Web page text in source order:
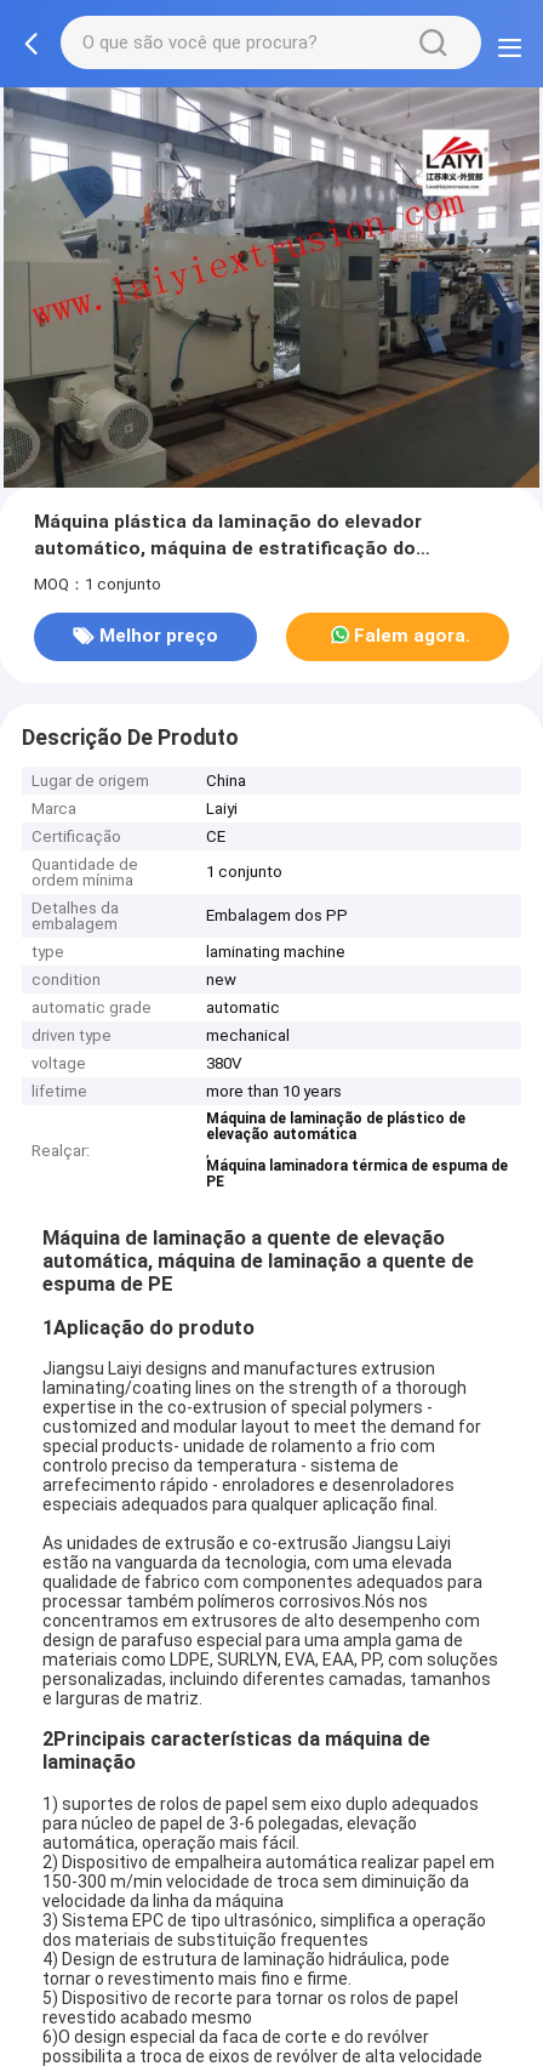
Máquina plástica da laminação do elevador
automático, máquina de estratificação do
laminador do calor da espuma do PE
MOQ：1 conjunto
Melhor preço Falem agora.
Descrição De Produto
Lugar de origem
China
Marca
Laiyi
Certificação
CE
Quantidade de
ordem mínima
1 conjunto
Detalhes da
embalagem
Embalagem dos PP
type
laminating machine
condition
new
automatic grade
automatic
driven type
mechanical
voltage
380V
lifetime
more than 10 years
Realçar:
Máquina de laminação de plástico de
elevação automática
,
Máquina laminadora térmica de espuma de
PE
Máquina de laminação a quente de elevação
automática, máquina de laminação a quente de
espuma de PE
1Aplicação do produto
Jiangsu Laiyi designs and manufactures extrusion
laminating/coating lines on the strength of a thorough
expertise in the co-extrusion of special polymers -
customized and modular layout to meet the demand for
special products- unidade de rolamento a frio com
controlo preciso da temperatura - sistema de
arrefecimento rápido - enroladores e desenroladores
especiais adequados para qualquer aplicação final.
As unidades de extrusão e co-extrusão Jiangsu Laiyi
estão na vanguarda da tecnologia, com uma elevada
qualidade de fabrico com componentes adequados para
processar também polímeros corrosivos.Nós nos
concentramos em extrusores de alto desempenho com
design de parafuso especial para uma ampla gama de
materiais como LDPE, SURLYN, EVA, EAA, PP, com soluções
personalizadas, incluindo diferentes camadas, tamanhos
e larguras de matriz.
2Principais características da máquina de
laminação
1) suportes de rolos de papel sem eixo duplo adequados
para núcleo de papel de 3-6 polegadas, elevação
automática, operação mais fácil.
2) Dispositivo de empalheira automática realizar papel em
150-300 m/min velocidade de troca sem diminuição da
velocidade da linha da máquina
3) Sistema EPC de tipo ultrasónico, simplifica a operação
dos materiais de substituição frequentes
4) Design de estrutura de laminação hidráulica, pode
tornar o revestimento mais fino e firme.
5) Dispositivo de recorte para tornar os rolos de papel
revestido acabado mesmo
6)O design especial da faca de corte e do revólver
possibilita a troca de eixos de revólver de alta velocidade